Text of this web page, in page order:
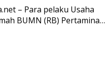
– Para pelaku Usaha
BUMN (RB) Pertamina…